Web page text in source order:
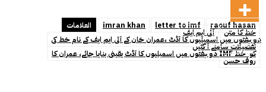
العلامات imran khan letter to imf raouf hasan
آئی ایم ایف خط کا متن
دو ہفتوں میں اسمبلیوں کا آڈٹ ،عمران خان کے آئی ایم ایف کے نام خط کی
تفصیلات سامنے آ گئیں
دو ہفتوں میں اسمبلیوں کا آڈٹ یقینی بنایا جائے، عمران کا IMF کو خط
روف حسن